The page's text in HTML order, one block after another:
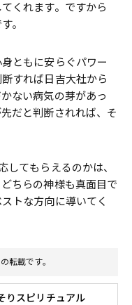
くれます。ですから
。
ともに安らぐパワー
すれば日吉大社から
ない病気の芽があっ
だと判断されれば、そ
してもらえるのかは、
ちらの神様も真面目で
トな方向に導いてく
転載です。
りスピリチュアル